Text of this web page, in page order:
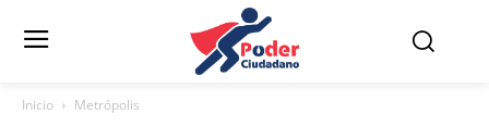
Inicio Metrópolis